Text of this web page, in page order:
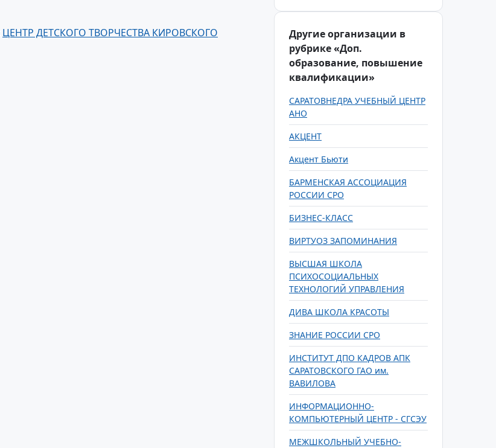
ЦЕНТР ДЕТСКОГО ТВОРЧЕСТВА КИРОВСКОГО
Другие организации в
рубрике «Доп.
образование, повышение
квалификации»
САРАТОВНЕДРА УЧЕБНЫЙ ЦЕНТР
АНО
АКЦЕНТ
Акцент Бьюти
БАРМЕНСКАЯ АССОЦИАЦИЯ
РОССИИ СРО
БИЗНЕС-КЛАСС
ВИРТУОЗ ЗАПОМИНАНИЯ
ВЫСШАЯ ШКОЛА
ПСИХОСОЦИАЛЬНЫХ
ТЕХНОЛОГИЙ УПРАВЛЕНИЯ
ДИВА ШКОЛА КРАСОТЫ
ЗНАНИЕ РОССИИ СРО
ИНСТИТУТ ДПО КАДРОВ АПК
САРАТОВСКОГО ГАО им.
ВАВИЛОВА
ИНФОРМАЦИОННО-
КОМПЬЮТЕРНЫЙ ЦЕНТР - СГСЭУ
МЕЖШКОЛЬНЫЙ УЧЕБНО-